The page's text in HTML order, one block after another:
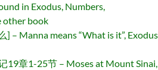
in Exodus, Numbers,
other book
– Manna means “What is it”, Exodus
19章1-25节 – Moses at Mount Sinai,